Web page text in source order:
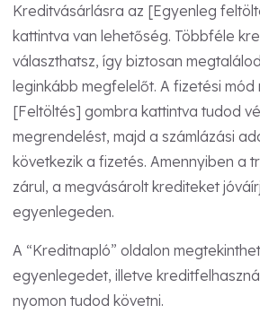
Kreditvásárlásra az [Egyenleg
kattintva van lehetőség. Többféle
választhatsz, így biztosan
leginkább megfelelőt. A fizetési mód
[Feltöltés] gombra kattintva tudod
megrendelést, majd a számlázási
következik a fizetés. Amennyiben a
zárul, a megvásárolt krediteket
egyenlegeden.
A “Kreditnapló” oldalon
egyenlegedet, illetve
nyomon tudod követni.